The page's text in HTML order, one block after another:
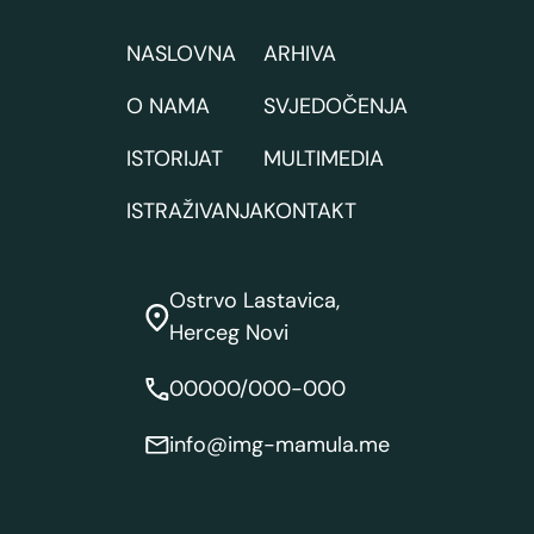
NASLOVNA
O NAMA
ISTORIJAT
ISTRAŽIVANJA
ARHIVA
SVJEDOČENJA
MULTIMEDIA
KONTAKT
Ostrvo Lastavica,
Herceg Novi
00000/000-000
info@img-mamula.me